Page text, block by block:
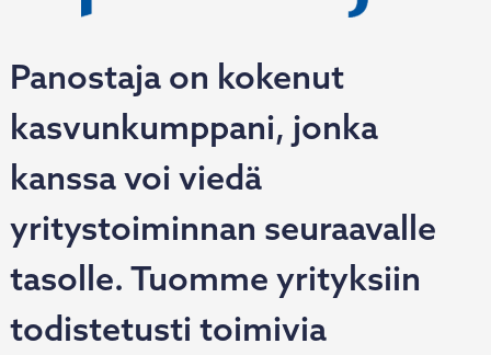
Panostaja on kokenut
kasvunkumppani, jonka
kanssa voi viedä
yritystoiminnan seuraavalle
tasolle. Tuomme yrityksiin
todistetusti toimivia